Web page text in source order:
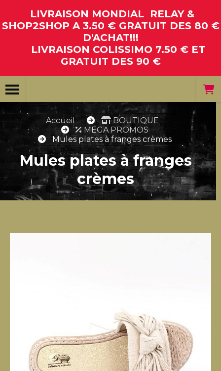
LIVRAISON MONDIAL RELAY &
SHOP2SHOP A 3.50 € GRATUIT DES 80 €
D'ACHAT!!!
LIVRAISON COLISSIMO 7.50 € ET
GRATUIT DES 90 €
Accueil
BOUTIQUE
MEGA PROMOS
Mules plates à franges crèmes
Mules plates à franges
crèmes